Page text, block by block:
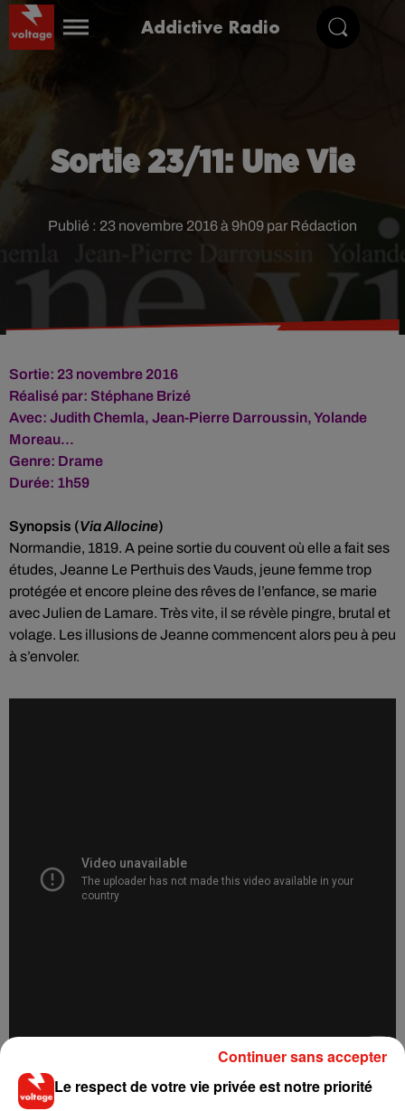
Addictive Radio
Sortie 23/11: Une Vie
Publié : 23 novembre 2016 à 9h09 par Rédaction
Sortie: 23 novembre 2016
Réalisé par: Stéphane Brizé
Avec: Judith Chemla, Jean-Pierre Darroussin,Yolande
Moreau...
Genre: Drame
Durée: 1h59
Synopsis (Via Allocine)
Normandie, 1819. A peine sortie du couvent où elle a fait ses
études, Jeanne Le Perthuis des Vauds, jeune femme trop
protégée et encore pleine des rêves de l’enfance, se marie
avec Julien de Lamare. Très vite, il se révèle pingre, brutal et
volage. Les illusions de Jeanne commencent alors peu à peu
à s’envoler.
Le respect de votre vie privée est notre priorité
Continuer sans accepter